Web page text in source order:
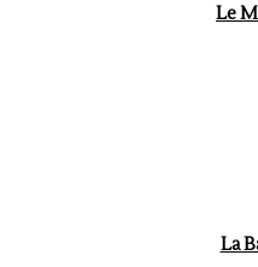
Le
La